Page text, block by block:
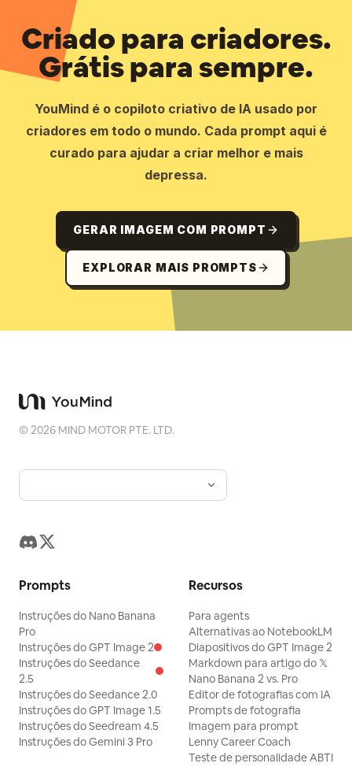
Criado para criadores.
Grátis para sempre.
YouMind é o copiloto criativo de IA usado por
criadores em todo o mundo. Cada prompt aqui é
curado para ajudar a criar melhor e mais
depressa.
GERAR IMAGEM COM PROMPT
EXPLORAR MAIS PROMPTS
©2026 MIND MOTOR PTE. LTD.
Prompts
Instruções do Nano Banana
Pro
Instruções do GPT Image 2
Instruções do Seedance
2.5
Instruções do Seedance 2.0
Instruções do GPT Image 1.5
Instruções do Seedream 4.5
Instruções do Gemini 3 Pro
Recursos
Para agents
Alternativas ao NotebookLM
Diapositivos do GPT Image 2
Markdown para artigo do 𝕏
Nano Banana 2 vs. Pro
Editor de fotografias com IA
Prompts de fotografia
Imagem para prompt
Lenny Career Coach
Teste de personalidade ABTI